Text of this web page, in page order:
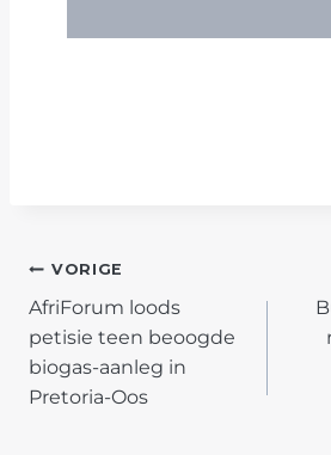
POST
NAVIGATION
VORIGE
AfriForum loods
petisie teen beoogde
biogas-aanleg in
Pretoria-Oos